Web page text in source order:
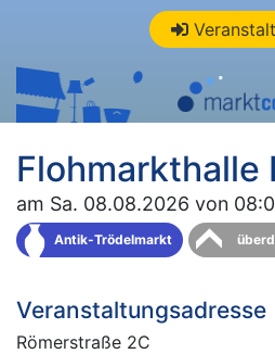
Flohmarkthalle
am Sa. 08.08.2026 von
Antik-Trödelmarkt
Veranstaltungsadresse
Römerstraße 2C